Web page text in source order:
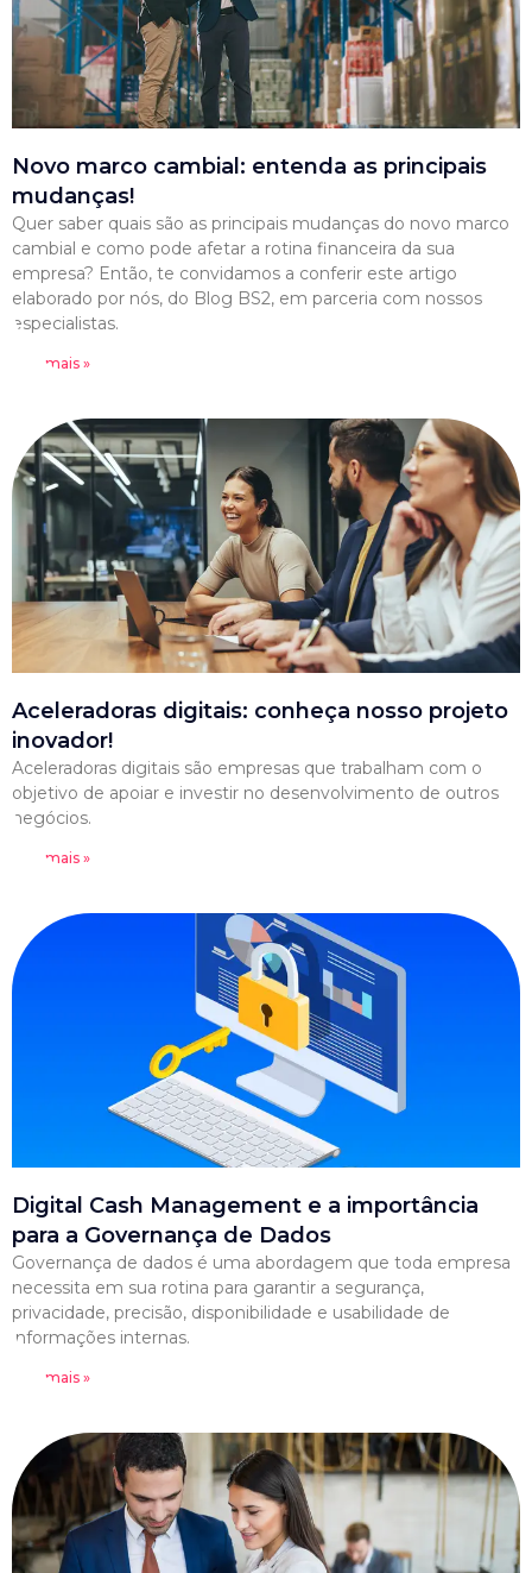
Novo marco cambial: entenda as principais
mudanças!
Quer saber quais são as principais mudanças do novo marco
cambial e como pode afetar a rotina financeira da sua
empresa? Então, te convidamos a conferir este artigo
elaborado por nós, do Blog BS2, em parceria com nossos
especialistas.
Leia mais »
Aceleradoras digitais: conheça nosso projeto
inovador!
Aceleradoras digitais são empresas que trabalham com o
objetivo de apoiar e investir no desenvolvimento de outros
negócios.
Leia mais »
Digital Cash Management e a importância
para a Governança de Dados
Governança de dados é uma abordagem que toda empresa
necessita em sua rotina para garantir a segurança,
privacidade, precisão, disponibilidade e usabilidade de
informações internas.
Leia mais »